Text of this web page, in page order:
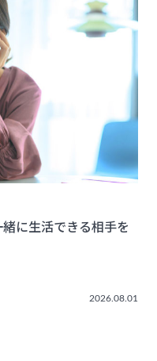
に生活できる相手を
2026.08.01